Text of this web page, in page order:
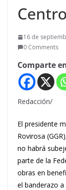
16 de
0 Comments
Comparte
Redacción/
El presidente
Rovirosa
no habrá
parte de la
obras en
el banderazo